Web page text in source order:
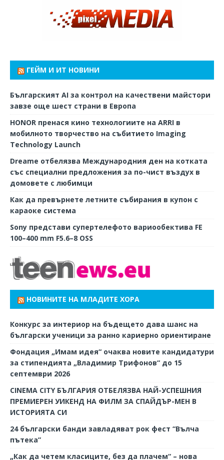
ГЕЙМ И ИТ НОВИНИ
Българският AI за контрол на качествени майстори
завзе още шест страни в Европа
HONOR пренася кино технологиите на ARRI в
мобилното творчество на събитието Imaging
Technology Launch
Dreame отбелязва Международния ден на котката
със специални предложения за по-чист въздух в
домовете с любимци
Как да превърнете летните събирания в купон с
караоке система
Sony представи супертелефото вариообектива FE
100–400 mm F5.6–8 OSS
НОВИНИТЕ НА МЛАДИТЕ ХОРА
Конкурс за интериор на бъдещето дава шанс на
български ученици за ранно кариерно ориентиране
Фондация „Имам идея“ очаква новите кандидатури
за стипендията „Владимир Трифонов“ до 15
септември 2026
CINEMA CITY БЪЛГАРИЯ ОТБЕЛЯЗВА НАЙ-УСПЕШНИЯ
ПРЕМИЕРЕН УИКЕНД НА ФИЛМ ЗА СПАЙДЪР-МЕН В
ИСТОРИЯТА СИ
24 български банди завладяват рок фест “Вълча
пътека”
„Как да четем класиците, без да плачем“ – нова